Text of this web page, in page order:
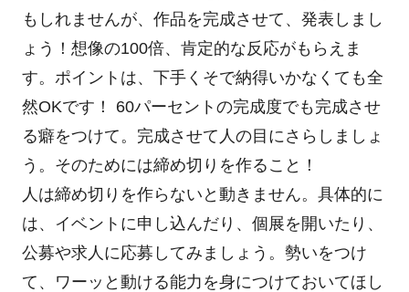
もしれませんが、作品を完成させて、発表しまし
ょう！想像の100倍、肯定的な反応がもらえま
す。ポイントは、下手くそで納得いかなくても全
然OKです！ 60パーセントの完成度でも完成させ
る癖をつけて。完成させて人の目にさらしましょ
う。そのためには締め切りを作ること！
人は締め切りを作らないと動きません。具体的に
は、イベントに申し込んだり、個展を開いたり、
公募や求人に応募してみましょう。勢いをつけ
て、ワーッと動ける能力を身につけておいてほし